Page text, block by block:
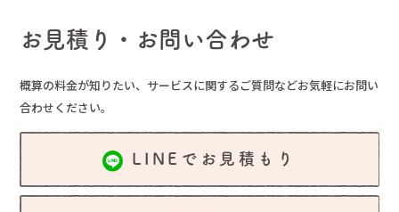
お見積り・お問い合わせ
概算の料金が知りたい、サービスに関するご質問などお気軽にお問い
合わせください。
LINEでお見積もり